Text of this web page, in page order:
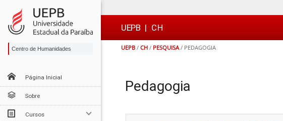
para
conteúdo
para
menu
para
busca
para
rodapé
 UEPB | CH
UEPB / CH / PESQUISA/ PEDAGOGIA
Centro de Humanidades
Página Inicial
Sobre
Cursos
Pedagogia